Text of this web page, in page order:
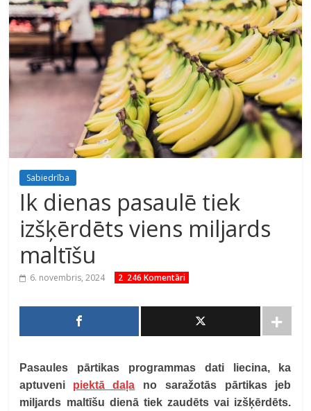
Sabiedrība
Ik dienas pasaulē tiek
izšķērdēts viens miljards
maltīšu
6. novembris, 2024 2 246 Komentāri
Pasaules pārtikas programmas dati liecina, ka
aptuveni piektā daļa no saražotās pārtikas jeb
miljards maltīšu dienā tiek zaudēts vai izšķērdēts.